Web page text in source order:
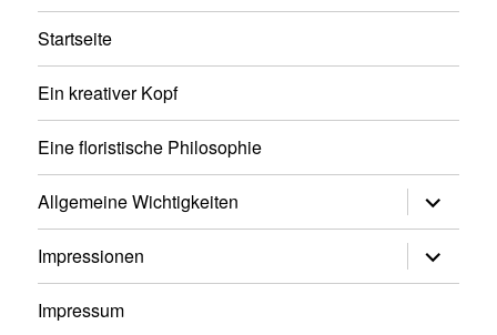
Startseite
Ein kreativer Kopf
Eine floristische Philosophie
Allgemeine Wichtigkeiten
anzeigen
Impressionen
anzeigen
Impressum